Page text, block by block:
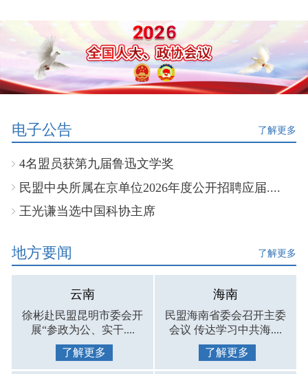
电子公告 了解更多
4名盟员获第九届鲁迅文学奖
民盟中央所属在京单位2026年度公开招聘应届....
王光谦当选中国科协主席
地方要闻 了解更多
云南
徐彬赴民盟昆明市委会开
展“参政为公、实干....
了解更多
海南
民盟海南省委会召开主委
会议 传达学习中共海....
了解更多